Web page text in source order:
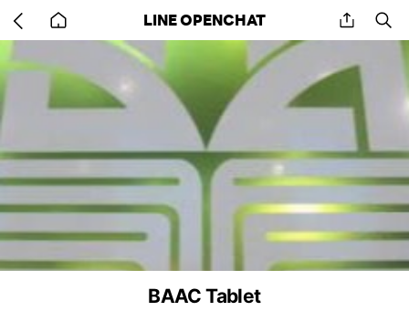
back
to
LINE OPENCHAT share
BAAC Tablet